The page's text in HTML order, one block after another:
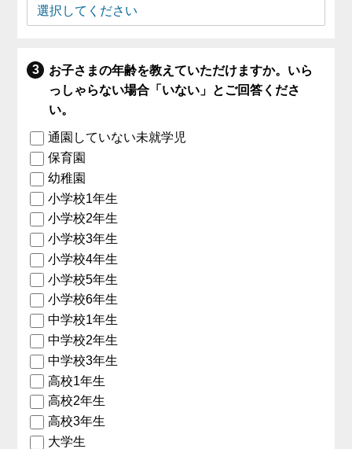
お子さまの年齢を教えていただけますか。いら
っしゃらない場合「いない」とご回答くださ
い。
通園していない未就学児
保育園
幼稚園
小学校1年生
小学校2年生
小学校3年生
小学校4年生
小学校5年生
小学校6年生
中学校1年生
中学校2年生
中学校3年生
高校1年生
高校2年生
高校3年生
大学生